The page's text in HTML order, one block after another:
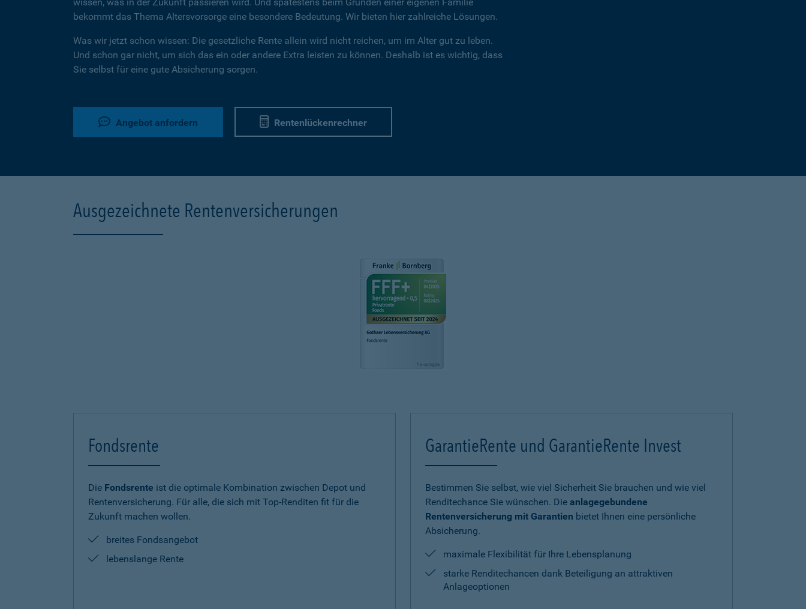
bekommt das Thema Altersvorsorge eine besondere Bedeutung. Wir bieten hier zahlreiche Lösungen.
Was wir jetzt schon wissen: Die gesetzliche Rente allein wird nicht reichen, um im Alter gut zu leben.
Und schon gar nicht, um sich das ein oder andere Extra leisten zu können. Deshalb ist es wichtig, dass
Sie selbst für eine gute Absicherung sorgen.
Angebot anfordern Rentenlückenrechner
Ausgezeichnete Rentenversicherungen
Fondsrente
Die Fondsrente ist die optimale Kombination zwischen Depot und
Rentenversicherung. Für alle, die sich mit Top-Renditen fit für die
Zukunft machen wollen.
breites Fondsangebot
lebenslange Rente
GarantieRente und GarantieRente Invest
Bestimmen Sie selbst, wie viel Sicherheit Sie brauchen und wie viel
Renditechance Sie wünschen. Die anlagegebundene
Rentenversicherung mit Garantien bietet Ihnen eine persönliche
Absicherung.
maximale Flexibilität für Ihre Lebensplanung
starke Renditechancen dank Beteiligung an attraktiven
Anlageoptionen